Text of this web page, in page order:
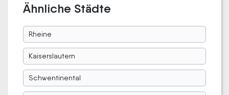
Ähnliche Städte
Rheine
Kaiserslautern
Schwentinental